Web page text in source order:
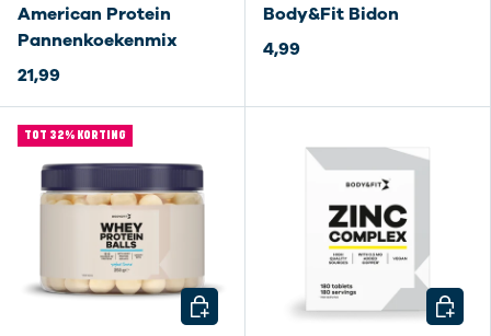
American Protein
Pannenkoekenmix
21,99
Body&Fit Bidon
4,99
TOT 32% KORTING
KIES MOGELIJKHEDEN KIES